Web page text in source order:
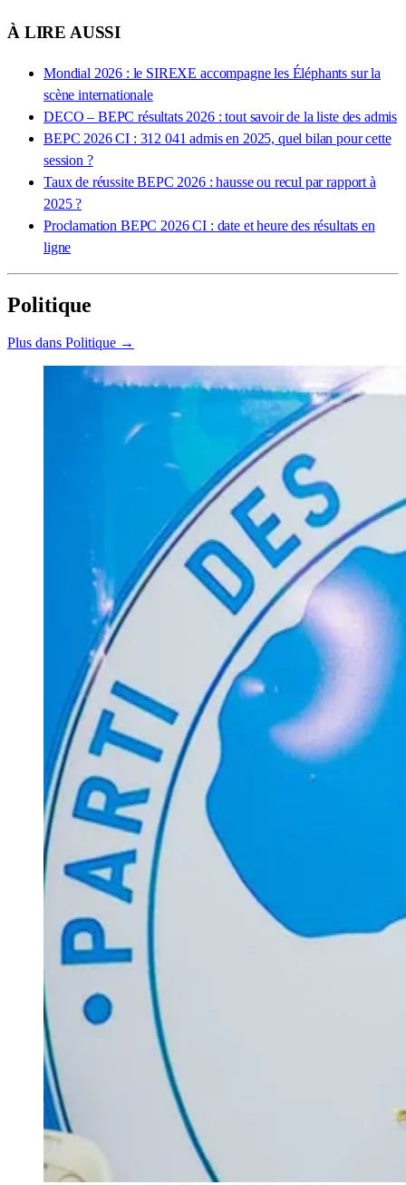
À LIRE AUSSI
Mondial 2026 : le SIREXE accompagne les Éléphants sur la
scène internationale
DECO – BEPC résultats 2026 : tout savoir de la liste des admis
BEPC 2026 CI : 312 041 admis en 2025, quel bilan pour cette
session ?
Taux de réussite BEPC 2026 : hausse ou recul par rapport à
2025 ?
Proclamation BEPC 2026 CI : date et heure des résultats en
ligne
Politique
Plus dans Politique →